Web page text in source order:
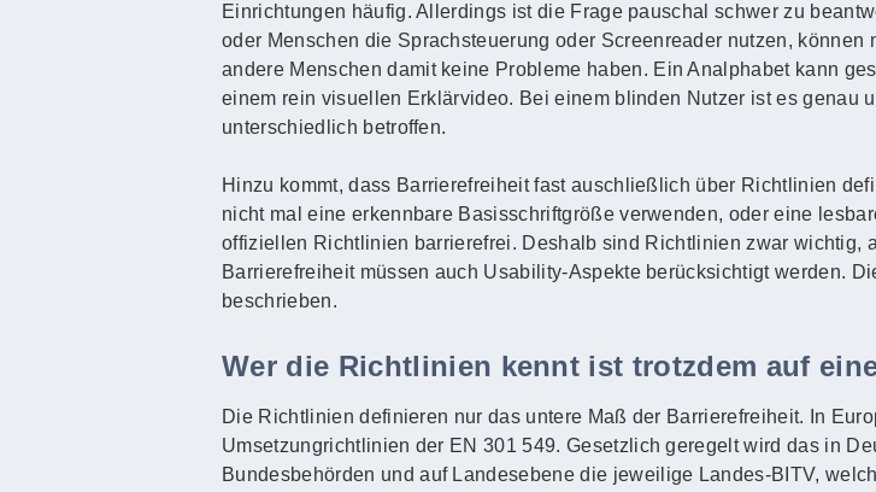
Einrichtungen häufig. Allerdings ist die Frage pauschal schwer zu
oder Menschen die Sprachsteuerung oder Screenreader nutzen, können
andere Menschen damit keine Probleme haben. Ein Analphabet kann
einem rein visuellen Erklärvideo. Bei einem blinden Nutzer ist es genau
unterschiedlich betroffen.
Hinzu kommt, dass Barrierefreiheit fast auschließlich über Richtlinien
nicht mal eine erkennbare Basisschriftgröße verwenden, oder eine
offiziellen Richtlinien barrierefrei. Deshalb sind Richtlinien zwar wichtig,
Barrierefreiheit müssen auch Usability-Aspekte berücksichtigt werden.
beschrieben.
Wer die Richtlinien kennt ist trotzdem auf
Die Richtlinien definieren nur das untere Maß der Barrierefreiheit. In
Umsetzungrichtlinien der EN 301 549. Gesetzlich geregelt wird das in
Bundesbehörden und auf Landesebene die jeweilige Landes-BITV,